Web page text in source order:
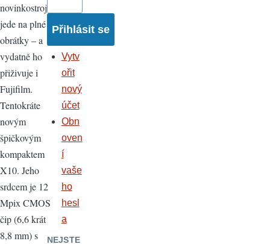
novinkostroj
jede na plné
obrátky – a
vydatně ho
přiživuje i
Fujifilm.
Tentokráte
novým
špičkovým
kompaktem
X10. Jeho
srdcem je 12
Mpix CMOS
čip (6,6 krát
8,8 mm) s
Vytv
ořit
nový
účet
Obn
oven
í
vaše
ho
hesl
a
NEJSTE